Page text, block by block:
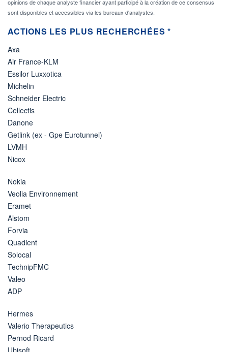
opinions de chaque analyste financier ayant participé à la création de ce consensus
sont disponibles et accessibles via les bureaux d'analystes.
ACTIONS LES PLUS RECHERCHÉES *
Axa
Air France-KLM
Essilor Luxxotica
Michelin
Schneider Electric
Cellectis
Danone
Getlink (ex - Gpe Eurotunnel)
LVMH
Nicox
Nokia
Veolia Environnement
Eramet
Alstom
Forvia
Quadient
Solocal
TechnipFMC
Valeo
ADP
Hermes
Valerio Therapeutics
Pernod Ricard
Ubisoft